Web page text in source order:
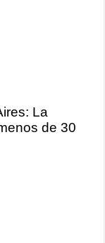
La
de 30